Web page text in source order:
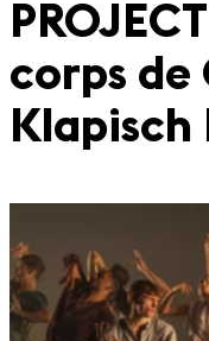
corps de
Klapisch